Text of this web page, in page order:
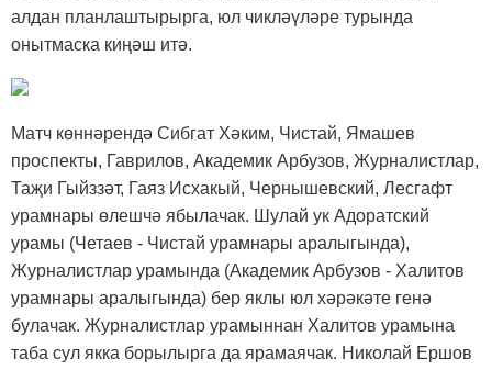
алдан планлаштырырга, юл чикләүләре турында
онытмаска киңәш итә.
Матч көннәрендә Сибгат Хәким, Чистай, Ямашев
проспекты, Гаврилов, Академик Арбузов, Журналистлар,
Таҗи Гыйззәт, Гаяз Исхакый, Чернышевский, Лесгафт
урамнары өлешчә ябылачак. Шулай ук Адоратский
урамы (Четаев - Чистай урамнары аралыгында),
Журналистлар урамында (Академик Арбузов - Халитов
урамнары аралыгында) бер яклы юл хәрәкәте генә
булачак. Журналистлар урамыннан Халитов урамына
таба сул якка борылырга да ярамаячак. Николай Ершов